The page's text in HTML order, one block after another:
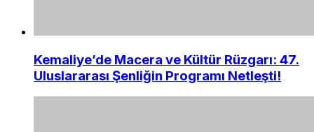
Kemaliye’de Macera ve Kültür Rüzgarı: 47.
Uluslararası Şenliğin Programı Netleşti!